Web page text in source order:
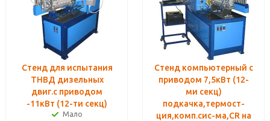
Стенд для испытания
ТНВД дизельных
двиг.с приводом
-11кВт (12-ти секц)
Мало
Стенд компьютерный с
приводом 7,5кВт (12-
ми секц)
подкачка,термост-
ция,комп.сиc-ма,CR на